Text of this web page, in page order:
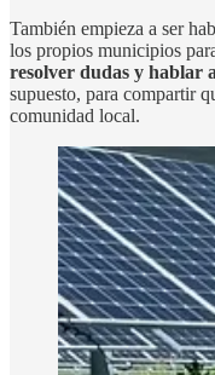
También empieza a ser
los propios municipios
resolver dudas y hablar
supuesto, para compartir
comunidad local.